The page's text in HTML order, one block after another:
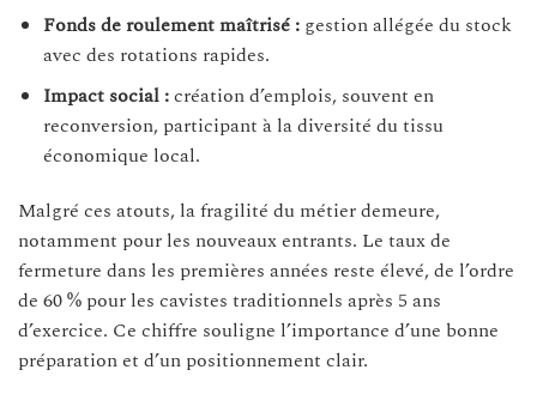
Fonds de roulement maîtrisé :gestion allégée du stock
avec des rotations rapides.
Impact social :création d’emplois, souvent en
reconversion, participant à la diversité du tissu
économique local.
Malgré ces atouts, la fragilité du métier demeure,
notamment pour les nouveaux entrants. Le taux de
fermeture dans les premières années reste élevé, de l’ordre
de 60 % pour les cavistes traditionnels après 5 ans
d’exercice. Ce chiffre souligne l’importance d’une bonne
préparation et d’un positionnement clair.